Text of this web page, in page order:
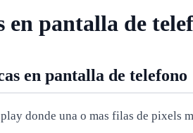
pantalla de
en pantalla de telefono
donde una o mas filas de